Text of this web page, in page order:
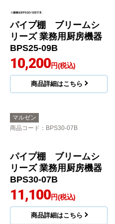
パイプ棚 ブリームシ
リーズ 業務用厨房機器
BPS25-09B
10,200円(税込)
商品詳細はこちら
マルゼン
商品コード ：BPS30-07B